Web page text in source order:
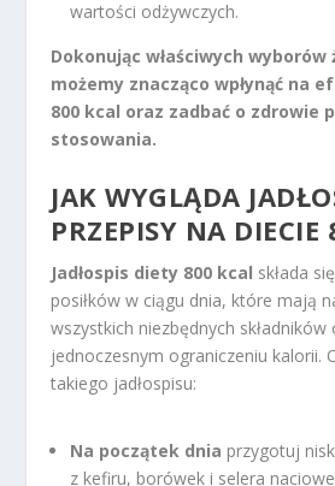
wartości odżywczych.
Dokonując właściwych wyborów
możemy znacząco wpłynąć na
800 kcal oraz zadbać o zdrowie
stosowania.
JAK WYGLĄDA
PRZEPISY NA DIECIE
Jadłospis diety 800 kcal składa
posiłków w ciągu dnia, które mają
wszystkich niezbędnych
jednoczesnym ograniczeniu kalorii.
takiego jadłospisu:
Na początek dnia przygotuj
z kefiru, borówek i selera